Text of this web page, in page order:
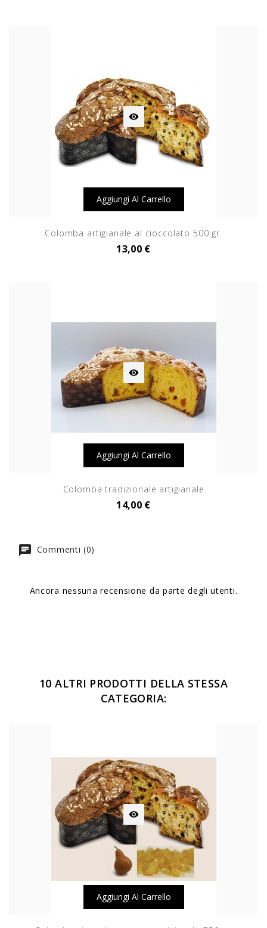

Aggiungi Al Carrello
Colomba artigianale al cioccolato 500 gr.
13,00 €

Aggiungi Al Carrello
Colomba tradizionale artigianale
14,00 €
Commenti (0)
Ancora nessuna recensione da parte degli utenti.
10 ALTRI PRODOTTI DELLA STESSA
CATEGORIA:

Aggiungi Al Carrello